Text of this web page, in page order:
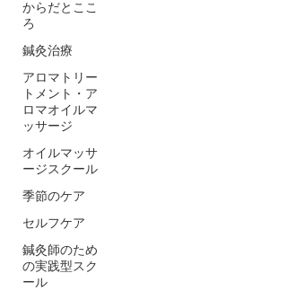
からだとここ
ろ
鍼灸治療
アロマトリー
トメント・ア
ロマオイルマ
ッサージ
オイルマッサ
ージスクール
季節のケア
セルフケア
鍼灸師のため
の実践型スク
ール